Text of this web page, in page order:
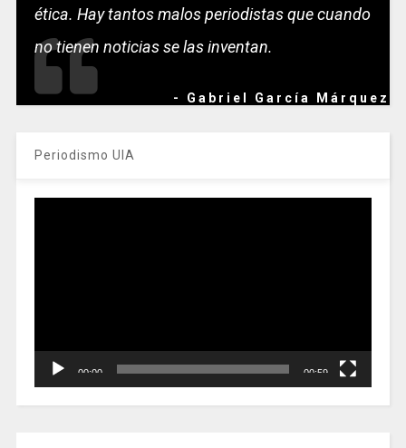
ética. Hay tantos malos periodistas que cuando
no tienen noticias se las inventan.
- Gabriel García Márquez
Periodismo UIA
00:00 00:59